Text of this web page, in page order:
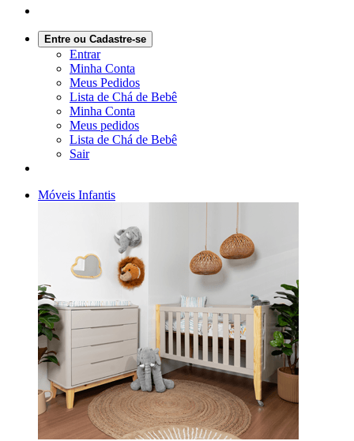
Entre ou Cadastre-se
Entrar
Minha Conta
Meus Pedidos
Lista de Chá de Bebê
Minha Conta
Meus pedidos
Lista de Chá de Bebê
Sair
Móveis Infantis